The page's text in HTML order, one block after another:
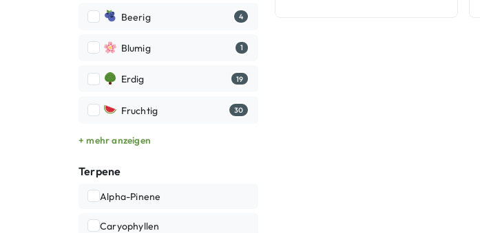
Beerig 4
Blumig 1
Erdig 19
Fruchtig 30
+ mehr anzeigen
Terpene
Alpha-Pinene
Caryophyllen